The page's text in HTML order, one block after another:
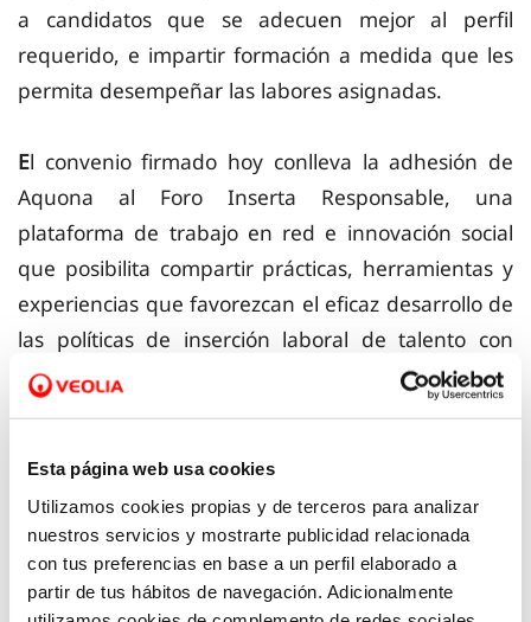
Esta página web usa cookies
Utilizamos cookies propias y de terceros para analizar
nuestros servicios y mostrarte publicidad relacionada
con tus preferencias en base a un perfil elaborado a
partir de tus hábitos de navegación. Adicionalmente
a candidatos que se adecuen mejor al perfil
requerido, e impartir formación a medida que les
permita desempeñar las labores asignadas.
El convenio firmado hoy conlleva la adhesión de
Aquona al Foro Inserta Responsable, una
plataforma de trabajo en red e innovación social
que posibilita compartir prácticas, herramientas y
experiencias que favorezcan el eficaz desarrollo de
las políticas de inserción laboral de talento con
discapacidad.
sostenibilidad
quona, de este modo, consolida su papel
referente en sostenibilidad,
innovación y